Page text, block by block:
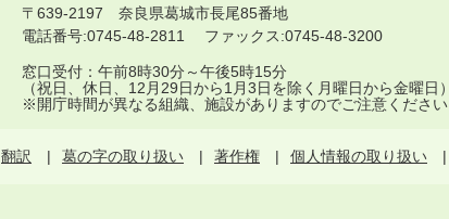
〒639-2197 奈良県葛城市長尾85番地
電話番号:0745-48-2811 ファックス:0745-48-3200
窓口受付：午前8時30分～午後5時15分
（祝日、休日、12月29日から1月3日を除く月曜日から金曜日）
※開庁時間が異なる組織、施設がありますのでご注意ください
翻訳 葛の字の取り扱い 著作権 個人情報の取り扱い